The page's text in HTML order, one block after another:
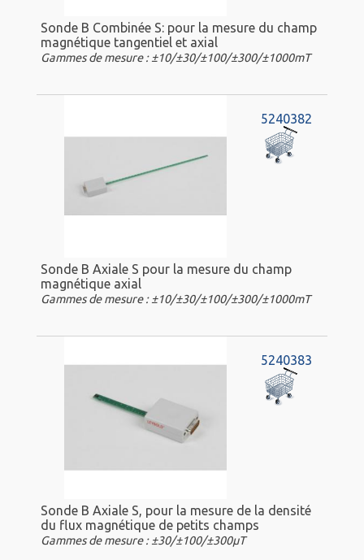
Sonde B Combinée S: pour la mesure du champ
magnétique tangentiel et axial
Gammes de mesure : ±10/±30/±100/±300/±1000mT
5240382
Sonde B Axiale S pour la mesure du champ
magnétique axial
Gammes de mesure : ±10/±30/±100/±300/±1000mT
5240383
Sonde B Axiale S, pour la mesure de la densité
du flux magnétique de petits champs
Gammes de mesure : ±30/±100/±300µT